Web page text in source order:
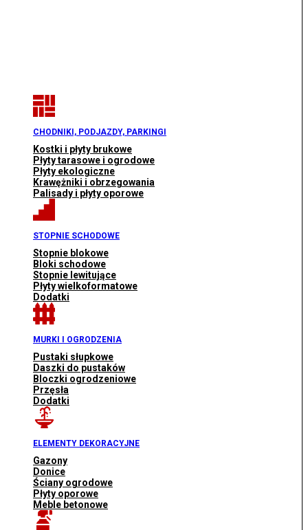
CHODNIKI, PODJAZDY, PARKINGI
Kostki i płyty brukowe
Płyty tarasowe i ogrodowe
Płyty ekologiczne
Krawężniki i obrzegowania
Palisady i płyty oporowe
STOPNIE SCHODOWE
Stopnie blokowe
Bloki schodowe
Stopnie lewitujące
Płyty wielkoformatowe
Dodatki
MURKI I OGRODZENIA
Pustaki słupkowe
Daszki do pustaków
Bloczki ogrodzeniowe
Przęsła
Dodatki
ELEMENTY DEKORACYJNE
Gazony
Donice
Ściany ogrodowe
Płyty oporowe
Meble betonowe